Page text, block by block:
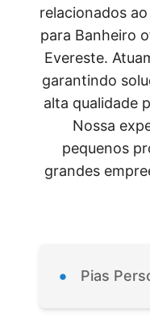
relacionados
para Banheiro
Evereste.
garantindo
alta qualidade
Nossa
pequenos
grandes
• Pias